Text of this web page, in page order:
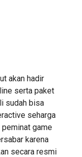
akan hadir
serta paket
sudah bisa
seharga
peminat game
karena
secara resmi